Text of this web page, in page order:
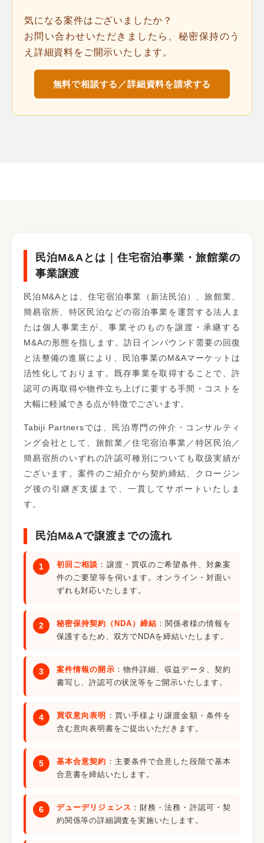
気になる案件はございましたか？
お問い合わせいただきましたら、秘密保持のう
え詳細資料をご開示いたします。
無料で相談する／詳細資料を請求する
民泊M&Aとは｜住宅宿泊事業・旅館業の
事業譲渡
民泊M&Aとは、住宅宿泊事業（新法民泊）、旅館業、
簡易宿所、特区民泊などの宿泊事業を運営する法人ま
たは個人事業主が、事業そのものを譲渡・承継する
M&Aの形態を指します。訪日インバウンド需要の回復
と法整備の進展により、民泊事業のM&Aマーケットは
活性化しております。既存事業を取得することで、許
認可の再取得や物件立ち上げに要する手間・コストを
大幅に軽減できる点が特徴でございます。
Tabiji Partnersでは、民泊専門の仲介・コンサルティ
ング会社として、旅館業／住宅宿泊事業／特区民泊／
簡易宿所のいずれの許認可種別についても取扱実績が
ございます。案件のご紹介から契約締結、クロージン
グ後の引継ぎ支援まで、一貫してサポートいたしま
す。
民泊M&Aで譲渡までの流れ
初回ご相談 ：譲渡・買収のご希望条件、対象案
件のご要望等を伺います。オンライン・対面い
ずれも対応いたします。
秘密保持契約（NDA）締結 ：関係者様の情報を
保護するため、双方でNDAを締結いたします。
案件情報の開示 ：物件詳細、収益データ、契約
書写し、許認可の状況等をご開示いたします。
買収意向表明 ：買い手様より譲渡金額・条件を
含む意向表明書をご提出いただきます。
基本合意契約 ：主要条件で合意した段階で基本
合意書を締結いたします。
デューデリジェンス ：財務・法務・許認可・契
約関係等の詳細調査を実施いたします。